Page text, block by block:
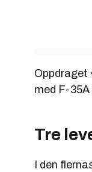
Oppdraget
med F-
Tre
I den